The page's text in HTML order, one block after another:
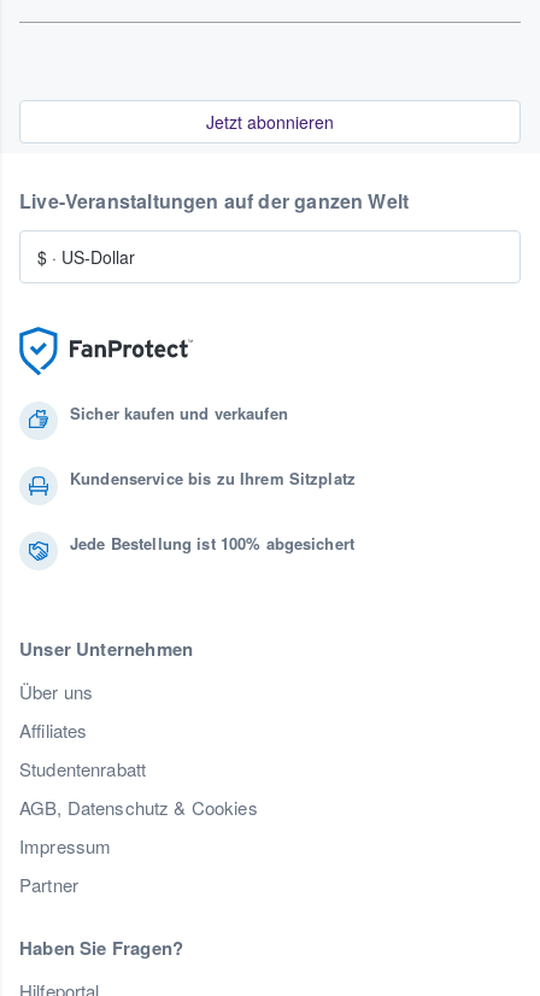
Jetzt abonnieren
Sicher kaufen und verkaufen
Kundenservice bis zu Ihrem Sitzplatz
Jede Bestellung ist 100% abgesichert
Unser Unternehmen
Über uns
Affiliates
Studentenrabatt
AGB, Datenschutz & Cookies
Impressum
Partner
Haben Sie Fragen?
Hilfeportal
Live-Veranstaltungen auf der ganzen Welt
$ · US-Dollar